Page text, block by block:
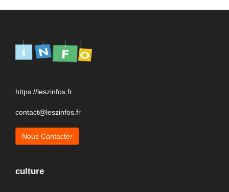
https://leszinfos.fr
contact@leszinfos.fr
Nous Contacter
culture